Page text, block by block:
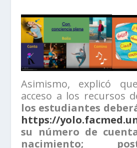
Asimismo, explicó
acceso a los recursos
los estudiantes
https://
su número de
nacimiento;